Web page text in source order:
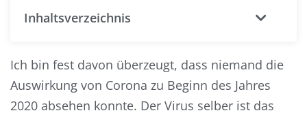
Inhaltsverzeichnis
Ich bin fest davon überzeugt, dass niemand die
Auswirkung von Corona zu Beginn des Jahres
2020 absehen konnte. Der Virus selber ist das